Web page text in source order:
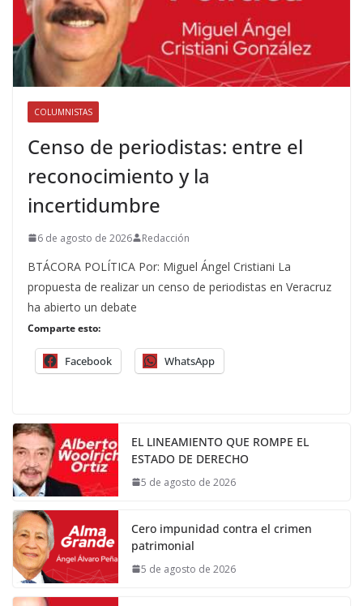
COLUMNISTAS
Censo de periodistas: entre el
reconocimiento y la
incertidumbre
6 de agosto de 2026 Redacción
BTÁCORA POLÍTICA Por: Miguel Ángel Cristiani La
propuesta de realizar un censo de periodistas en Veracruz
ha abierto un debate
Comparte esto:
Facebook WhatsApp
EL LINEAMIENTO QUE ROMPE EL
ESTADO DE DERECHO
5 de agosto de 2026
Cero impunidad contra el crimen
patrimonial
5 de agosto de 2026